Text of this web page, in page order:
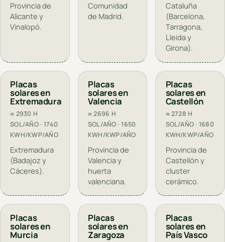
Provincia de
Alicante y
Vinalopó.
Comunidad
de Madrid.
Cataluña
(Barcelona,
Tarragona,
Lleida y
Girona).
Placas
solares en
Extremadura
≈ 2930 H
SOL/AÑO · 1740
KWH/KWP/AÑO
Extremadura
(Badajoz y
Cáceres).
Placas
solares en
Valencia
≈ 2696 H
SOL/AÑO · 1650
KWH/KWP/AÑO
Provincia de
Valencia y
huerta
valenciana.
Placas
solares en
Castellón
≈ 2728 H
SOL/AÑO · 1680
KWH/KWP/AÑO
Provincia de
Castellón y
cluster
cerámico.
Placas
solares en
Murcia
Placas
solares en
Zaragoza
Placas
solares en
País Vasco